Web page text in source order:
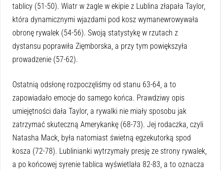
tablicy (51-50). Wiatr w żagle w ekipie z Lublina złapała Taylor,
która dynamicznymi wjazdami pod kosz wymanewrowywała
obronę rywalek (54-56). Swoją statystykę w rzutach z
dystansu poprawiła Zięmborska, a przy tym powiększyła
prowadzenie (57-62).
Ostatnią odsłonę rozpoczęliśmy od stanu 63-64, a to
zapowiadało emocje do samego końca. Prawdziwy opis
umiejętności dała Taylor, a rywalki nie miały sposobu jak
zatrzymać skuteczną Amerykankę (68-73). Jej rodaczka, czyli
Natasha Mack, była natomiast świetną egzekutorką spod
kosza (72-78). Lublinianki wytrzymały presję ze strony rywalek,
a po końcowej syrenie tablica wyświetlała 82-83, a to oznacza